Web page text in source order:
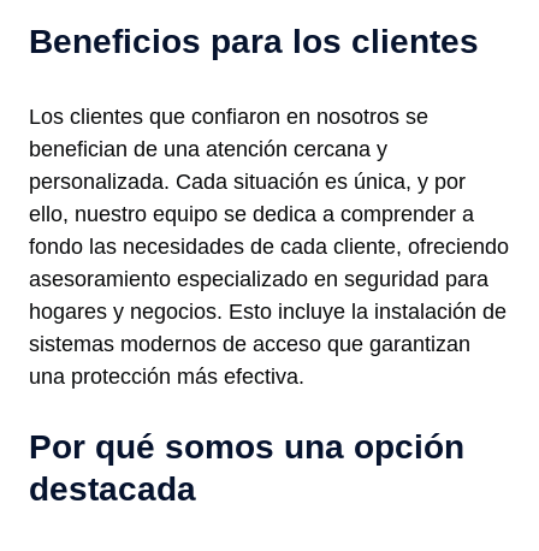
Beneficios para los clientes
Los clientes que confiaron en nosotros se
benefician de una atención cercana y
personalizada. Cada situación es única, y por
ello, nuestro equipo se dedica a comprender a
fondo las necesidades de cada cliente, ofreciendo
asesoramiento especializado en seguridad para
hogares y negocios. Esto incluye la instalación de
sistemas modernos de acceso que garantizan
una protección más efectiva.
Por qué somos una opción
destacada